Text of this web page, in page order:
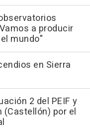
a producir
mundo"
en Sierra
2 del PEIF y
(Castellón) por el